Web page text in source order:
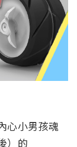
心小男孩魂
）的